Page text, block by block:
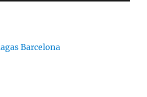
Barcelona